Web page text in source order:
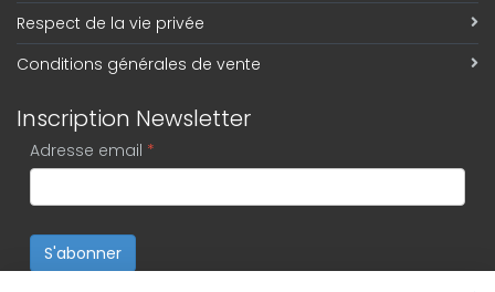
Respect de la vie privée
Conditions générales de vente
Inscription Newsletter
Adresse email *
S'abonner